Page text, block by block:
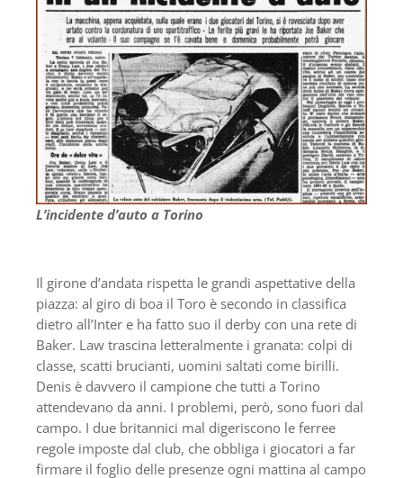
L’incidente d’auto a Torino
Il girone d’andata rispetta le grandi aspettative della
piazza: al giro di boa il Toro è secondo in classifica
dietro all’Inter e ha fatto suo il derby con una rete di
Baker. Law trascina letteralmente i granata: colpi di
classe, scatti brucianti, uomini saltati come birilli.
Denis è davvero il campione che tutti a Torino
attendevano da anni. I problemi, però, sono fuori dal
campo. I due britannici mal digeriscono le ferree
regole imposte dal club, che obbliga i giocatori a far
firmare il foglio delle presenze ogni mattina al campo